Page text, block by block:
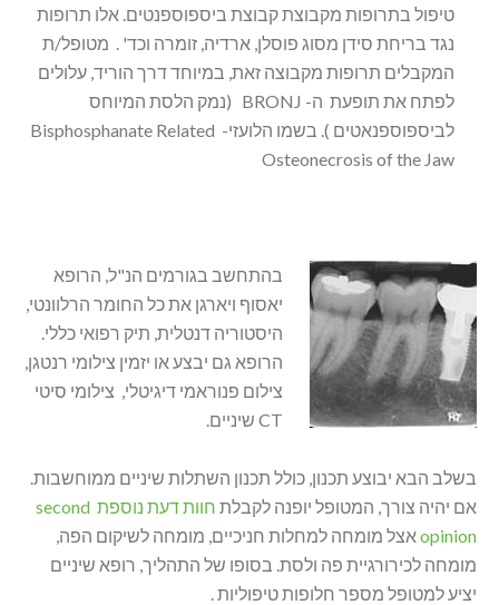
טיפול בתרופות מקבוצת קבוצת ביספוספנטים. אלו תרופות
נגד בריחת סידן מסוג פוסלן, ארדיה, זומרה וכד' . מטופל/ת
המקבלים תרופות מקבוצה זאת, במיוחד דרך הוריד, עלולים
לפתח את תופעת ה- BRONJ (נמק הלסת המיוחס
לביספוספנאטים ). בשמו הלועזי- Bisphosphanate Related
Osteonecrosis of the Jaw
בהתחשב בגורמים הנ"ל, הרופא
יאסוף ויארגן את כל החומר הרלוונטי,
היסטוריה דנטלית, תיק רפואי כללי.
הרופא גם יבצע או יזמין צילומי רנטגן,
צילום פנוראמי דיגיטלי, צילומי סיטי
CT שיניים.
בשלב הבא יבוצע תכנון, כולל תכנון השתלות שיניים ממוחשבות.
אם יהיה צורך, המטופל יופנה לקבלת
חוות דעת נוספת second
opinionאצל מומחה למחלות חניכיים, מומחה לשיקום הפה,
מומחה לכירורגיית פה ולסת. בסופו של התהליך, רופא שיניים
יציע למטופל מספר חלופות טיפוליות .